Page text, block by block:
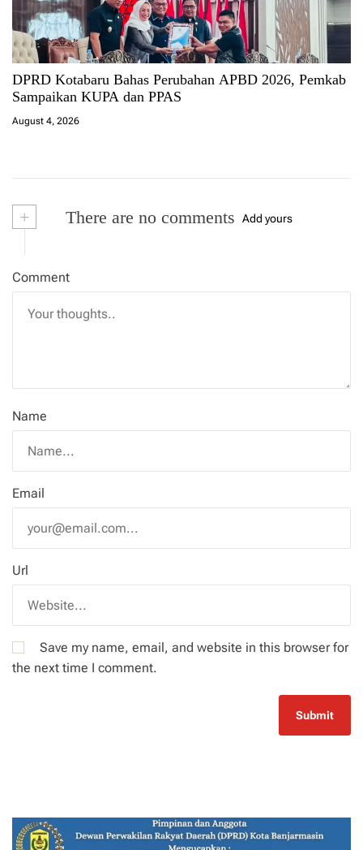
DPRD Kotabaru Bahas Perubahan APBD 2026, Pemkab
Sampaikan KUPA dan PPAS
August 4, 2026
+ There are no comments Add yours
Comment
Name
Email
Url
Save my name, email, and website in this browser for
the next time I comment.